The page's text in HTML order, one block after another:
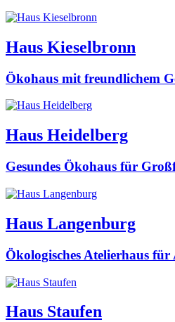
Haus Kieselbronn
Ökohaus mit freundlichem
Haus Heidelberg
Gesundes Ökohaus für
Haus Langenburg
Ökologisches Atelierhaus für
Haus Staufen